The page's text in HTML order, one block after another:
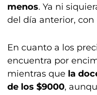
menos. Ya ni
del día anterior, con
En cuanto a los
encuentra por
mientras que la
de los $9000,